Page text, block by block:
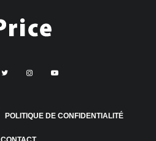
POLITIQUE DE CONFIDENTIALITÉ